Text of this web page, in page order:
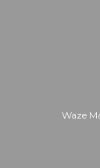
Waze